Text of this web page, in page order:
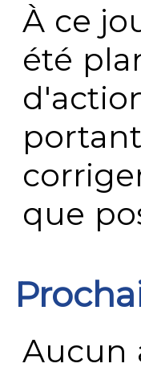
À ce
été
que
Aucun